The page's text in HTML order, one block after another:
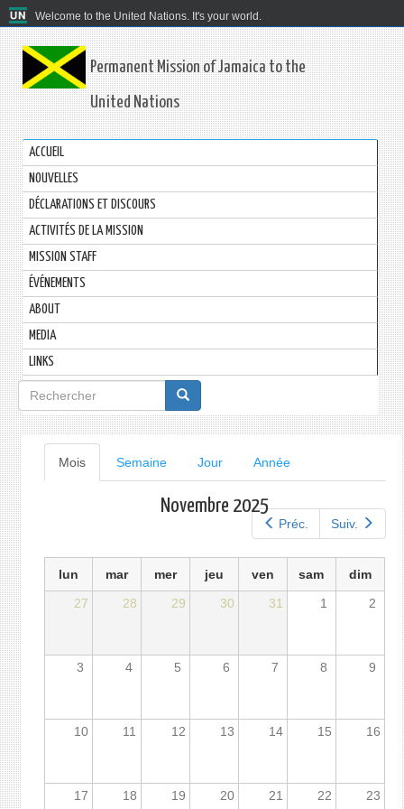
Welcome to the United Nations. It's your world.
Permanent Mission of Jamaica to the
United Nations
ACCUEIL
NOUVELLES
DÉCLARATIONS ET DISCOURS
ACTIVITÉS DE LA MISSION
MISSION STAFF
ÉVÉNEMENTS
ABOUT
MEDIA
LINKS
Formulaire
de
recherche
Onglets
principaux
Mois(onglet
actif)
Semaine Jour Année
Préc. Suiv.
Novembre 2025
lun mar mer jeu ven sam
dim
27
28 29 30 31 1 2
3 4 5 6 7 8 9
10 11 12 13 14 15 16
17 18 19 20 21 22 23